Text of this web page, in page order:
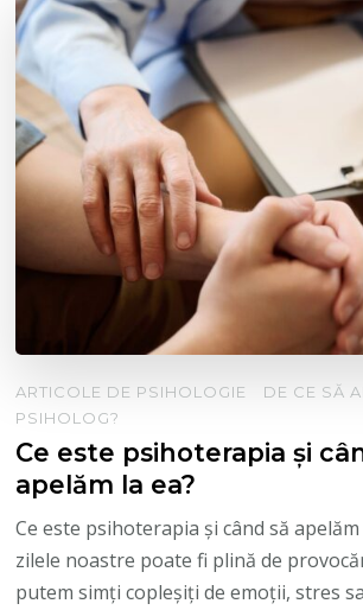
ARTICOLE DE PSIHOLOGIE
DE CE SĂ
PSIHOLOG?
Ce este psihoterapia și
apelăm la ea?
Ce este psihoterapia și când să
zilele noastre poate fi plină de
putem simți copleșiți de emoții, stres